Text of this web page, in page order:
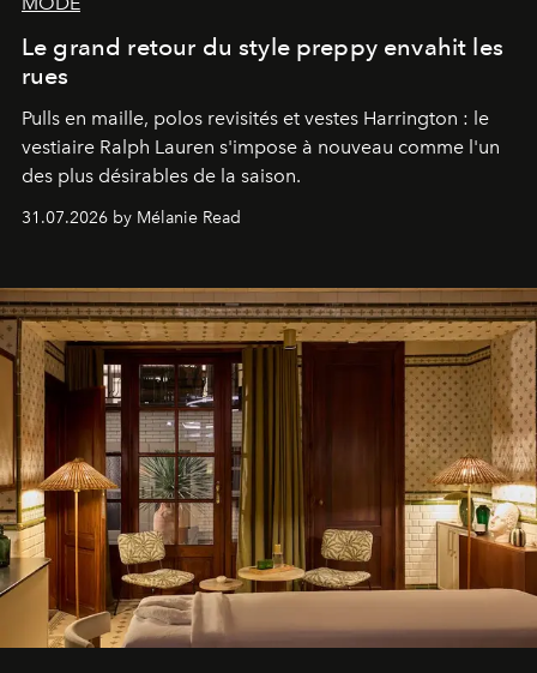
Le grand retour du style preppy envahit les
rues
Pulls en maille, polos revisités et vestes Harrington : le
vestiaire Ralph Lauren s'impose à nouveau comme l'un
des plus désirables de la saison.
31.07.2026 by Mélanie Read